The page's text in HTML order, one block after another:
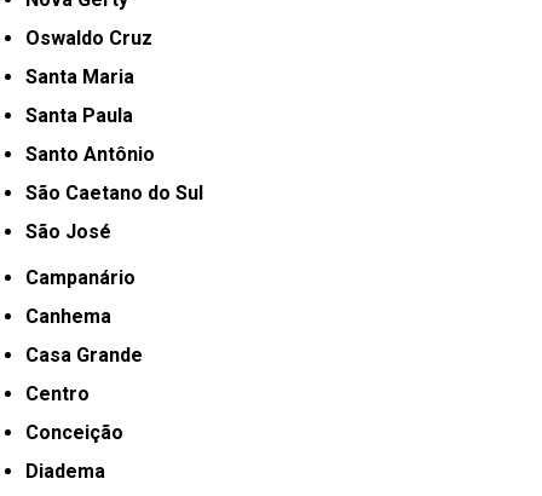
Oswaldo Cruz
Santa Maria
Santa Paula
Santo Antônio
São Caetano do Sul
São José
Campanário
Canhema
Casa Grande
Centro
Conceição
Diadema